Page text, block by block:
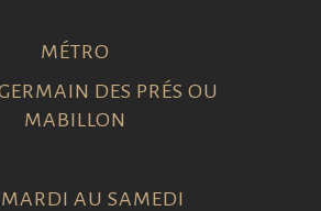
MÉTRO
DES PRÉS OU
MABILLON
AU SAMEDI